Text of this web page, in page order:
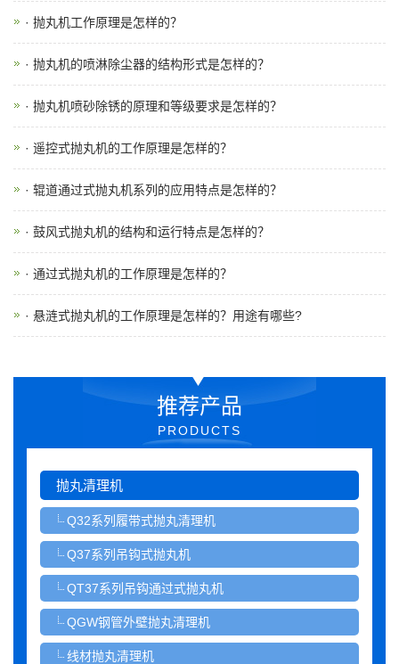
· 抛丸机工作原理是怎样的？
· 抛丸机的喷淋除尘器的结构形式是怎样的？
· 抛丸机喷砂除锈的原理和等级要求是怎样的？
· 遥控式抛丸机的工作原理是怎样的？
· 辊道通过式抛丸机系列的应用特点是怎样的？
· 鼓风式抛丸机的结构和运行特点是怎样的？
· 通过式抛丸机的工作原理是怎样的？
· 悬涟式抛丸机的工作原理是怎样的？用途有哪些?
推荐产品
PRODUCTS
抛丸清理机
Q32系列履带式抛丸清理机
Q37系列吊钩式抛丸机
QT37系列吊钩通过式抛丸机
QGW钢管外壁抛丸清理机
线材抛丸清理机